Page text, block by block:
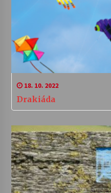
18. 10. 2022
Drakiáda